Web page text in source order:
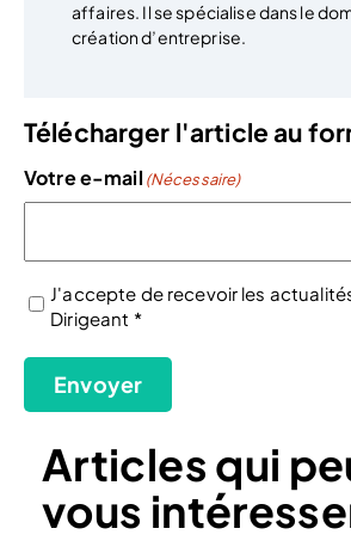
affaires. Il se spécialise dans le
création d’entreprise.
Télécharger l'article au
Votre e-mail (Nécessaire)
(Nécessaire)
J'accepte de recevoir les
Dirigeant *
Envoyer
Articles qui
vous